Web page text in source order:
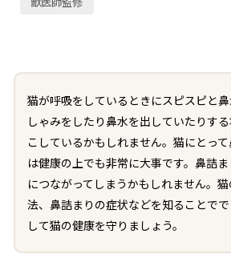
猫が呼吸をしているときにスピスピと
しゃみをしたり鼻水を出していたりす
こしているかもしれません。猫にとっ
は健康の上でも非常に大事です。鼻詰
につながってしまうかもしれません。
法、鼻詰まりの症状などを知ることで
して猫の健康を守りましょう。